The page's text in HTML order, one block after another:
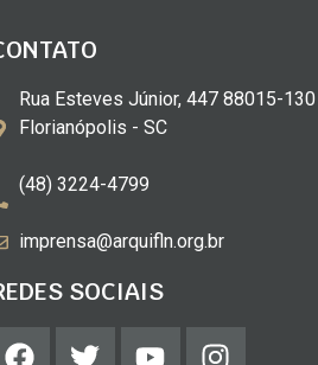
Rua Esteves Júnior, 447 88015-130
Florianópolis - SC
(48) 3224-4799
imprensa@arquifln.org.br
SOCIAIS